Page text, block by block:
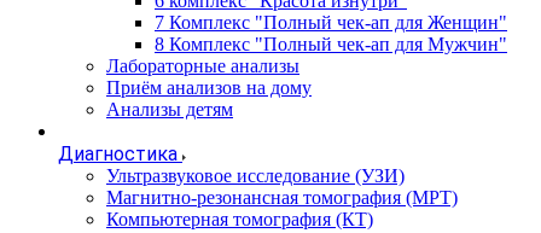
7 Комплекс "Полный чек-ап для Женщин"
8 Комплекс "Полный чек-ап для Мужчин"
Лабораторные анализы
Приём анализов на дому
Анализы детям
Диагностика
Ультразвуковое исследование (УЗИ)
Магнитно-резонансная томография (МРТ)
Компьютерная томография (КТ)